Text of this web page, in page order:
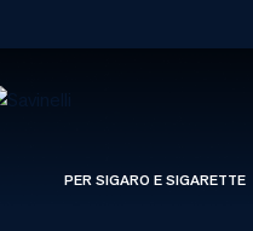
PER SIGARO E SIGARETTE